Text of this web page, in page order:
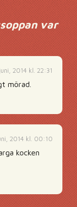
var
2014 kl. 22:31
mörad.
2014 kl. 00:10
kocken